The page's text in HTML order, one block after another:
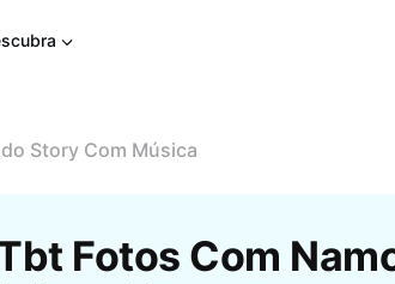
Story Com Música